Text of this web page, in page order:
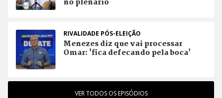
no plenário
RIVALIDADE PÓS-ELEIÇÃO
Menezes diz que vai processar
Omar: 'fica defecando pela boca'
VER TODOS OS EPISÓDIOS